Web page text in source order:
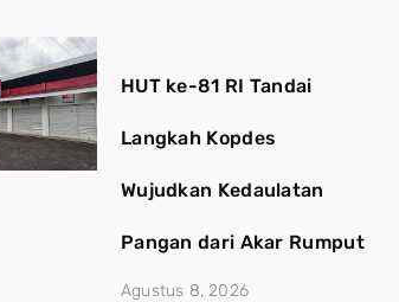
HUT ke-81 RI Tandai
Langkah Kopdes
Wujudkan Kedaulatan
Pangan dari Akar Rumput
Agustus 8, 2026